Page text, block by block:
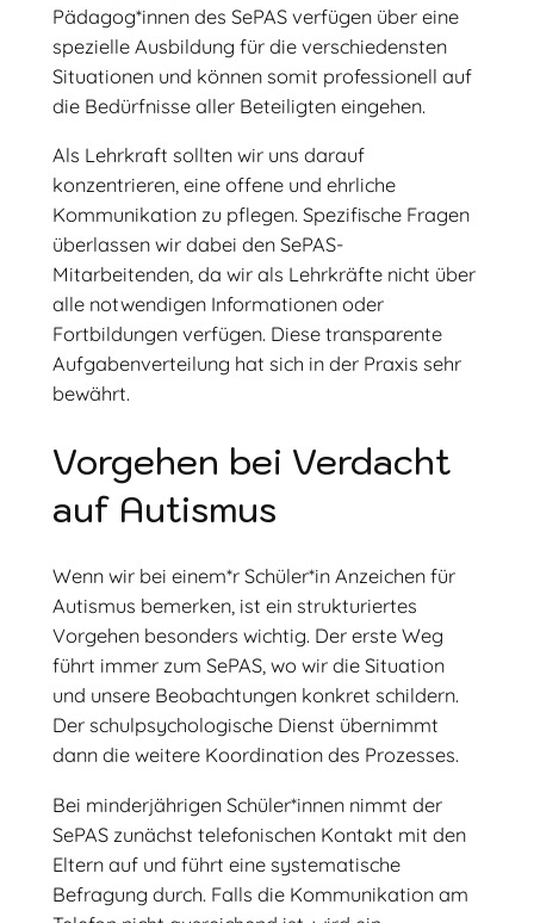
Pädagog*innen des SePAS verfügen über eine
spezielle Ausbildung für die verschiedensten
Situationen und können somit professionell auf
die Bedürfnisse aller Beteiligten eingehen.
Als Lehrkraft sollten wir uns darauf
konzentrieren, eine offene und ehrliche
Kommunikation zu pflegen. Spezifische Fragen
überlassen wir dabei den SePAS-
Mitarbeitenden, da wir als Lehrkräfte nicht über
alle notwendigen Informationen oder
Fortbildungen verfügen. Diese transparente
Aufgabenverteilung hat sich in der Praxis sehr
bewährt.
Vorgehen bei Verdacht
auf Autismus
Wenn wir bei einem*r Schüler*in Anzeichen für
Autismus bemerken, ist ein strukturiertes
Vorgehen besonders wichtig. Der erste Weg
führt immer zum SePAS, wo wir die Situation
und unsere Beobachtungen konkret schildern.
Der schulpsychologische Dienst übernimmt
dann die weitere Koordination des Prozesses.
Bei minderjährigen Schüler*innen nimmt der
SePAS zunächst telefonischen Kontakt mit den
Eltern auf und führt eine systematische
Befragung durch. Falls die Kommunikation am